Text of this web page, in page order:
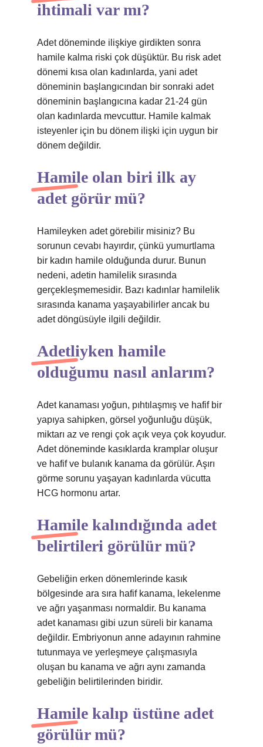
ihtimali var mı?
Adet döneminde ilişkiye girdikten sonra
hamile kalma riski çok düşüktür. Bu risk adet
dönemi kısa olan kadınlarda, yani adet
döneminin başlangıcından bir sonraki adet
döneminin başlangıcına kadar 21-24 gün
olan kadınlarda mevcuttur. Hamile kalmak
isteyenler için bu dönem ilişki için uygun bir
dönem değildir.
Hamile olan biri ilk ay
adet görür mü?
Hamileyken adet görebilir misiniz? Bu
sorunun cevabı hayırdır, çünkü yumurtlama
bir kadın hamile olduğunda durur. Bunun
nedeni, adetin hamilelik sırasında
gerçekleşmemesidir. Bazı kadınlar hamilelik
sırasında kanama yaşayabilirler ancak bu
adet döngüsüyle ilgili değildir.
Adetliyken hamile
olduğumu nasıl anlarım?
Adet kanaması yoğun, pıhtılaşmış ve hafif bir
yapıya sahipken, görsel yoğunluğu düşük,
miktarı az ve rengi çok açık veya çok koyudur.
Adet döneminde kasıklarda kramplar oluşur
ve hafif ve bulanık kanama da görülür. Aşırı
görme sorunu yaşayan kadınlarda vücutta
HCG hormonu artar.
Hamile kalındığında adet
belirtileri görülür mü?
Gebeliğin erken dönemlerinde kasık
bölgesinde ara sıra hafif kanama, lekelenme
ve ağrı yaşanması normaldir. Bu kanama
adet kanaması gibi uzun süreli bir kanama
değildir. Embriyonun anne adayının rahmine
tutunmaya ve yerleşmeye çalışmasıyla
oluşan bu kanama ve ağrı aynı zamanda
gebeliğin belirtilerinden biridir.
Hamile kalıp üstüne adet
görülür mü?